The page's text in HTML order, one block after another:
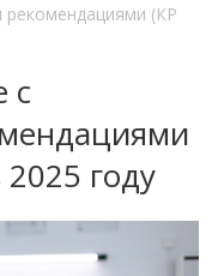
рекомендациями (КР
с
году